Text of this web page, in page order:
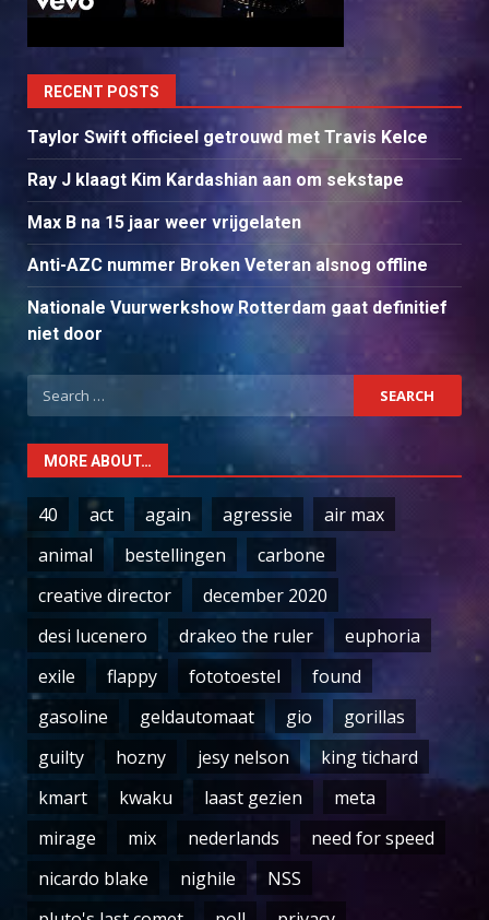
RECENT POSTS
Taylor Swift officieel getrouwd met Travis Kelce
Ray J klaagt Kim Kardashian aan om sekstape
Max B na 15 jaar weer vrijgelaten
Anti-AZC nummer Broken Veteran alsnog offline
Nationale Vuurwerkshow Rotterdam gaat definitief
niet door
Search
for:
MORE ABOUT…
40 act again agressie
air max
animal
bestellingen
carbone
creative director
december 2020
desi lucenero
drakeo the ruler
euphoria
exile
flappy fototoestel
found
gasoline
geldautomaat gio
gorillas
guilty
hozny jesy nelson
king tichard
kmart
kwaku laast gezien
meta
mirage
mix nederlands
need for speed
nicardo blake
nighile
NSS